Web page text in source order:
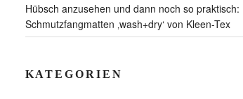
Hübsch anzusehen und dann noch so praktisch:
Schmutzfangmatten ‚wash+dry‘ von Kleen-Tex
KATEGORIEN